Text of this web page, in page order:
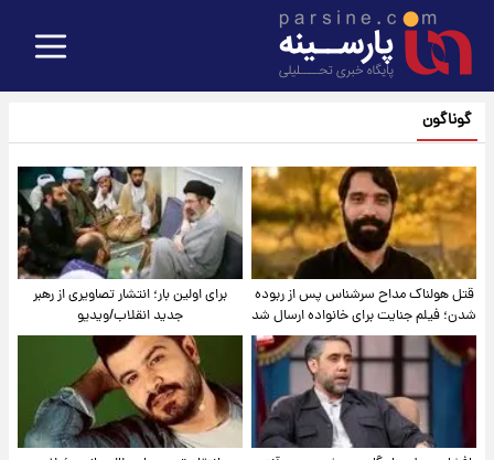
گوناگون
قتل هولناک مداح سرشناس پس از ربوده
شدن؛ فیلم جنایت برای خانواده ارسال شد
برای اولین بار؛ انتشار تصاویری از رهبر
جدید انقلاب/ویدیو